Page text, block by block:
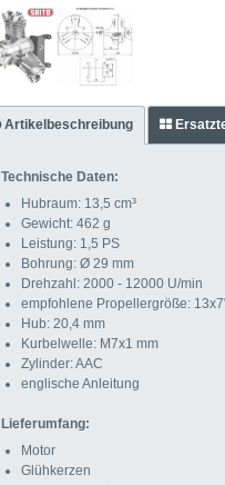
Artikelbeschreibung
Technische Daten:
Hubraum: 13,5 cm³
Gewicht: 462 g
Leistung: 1,5 PS
Bohrung: Ø 29 mm
Drehzahl: 2000 - 12000 U/min
empfohlene Propellergröße:
Hub: 20,4 mm
Kurbelwelle: M7x1 mm
Zylinder: AAC
englische Anleitung
Lieferumfang:
Motor
Glühkerzen